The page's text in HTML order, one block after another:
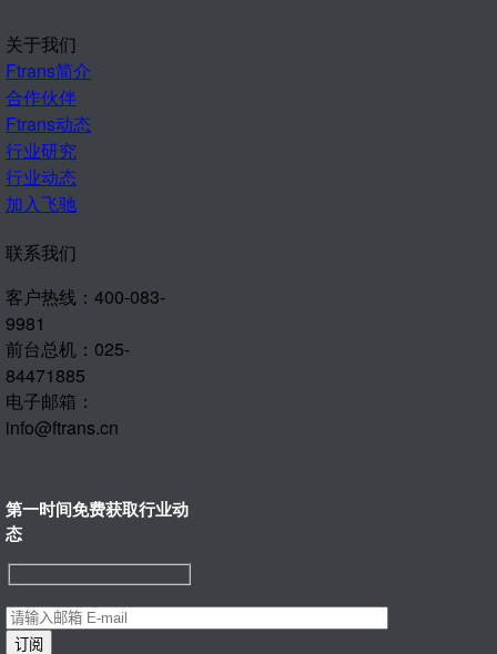
关于我们
Ftrans简介
合作伙伴
Ftrans动态
行业研究
行业动态
加入飞驰
联系我们
客户热线：400-083-
9981
前台总机：025-
84471885
电子邮箱：
info@ftrans.cn
第一时间免费获取行业动
态